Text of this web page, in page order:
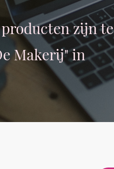
zijn te
Makerij" in